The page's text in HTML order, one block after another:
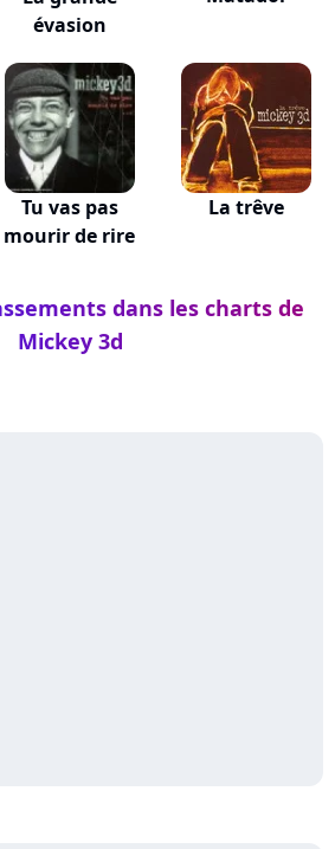
évasion
Tu vas pas
mourir de rire
La trêve
dans les charts de
Mickey 3d